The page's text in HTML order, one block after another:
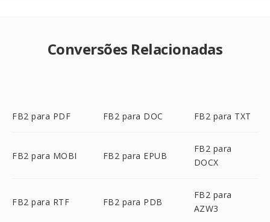
Conversões Relacionadas
FB2 para PDF FB2 para DOC FB2 para TXT
FB2 para MOBI FB2 para EPUB
FB2 para
DOCX
FB2 para RTF FB2 para PDB
FB2 para
AZW3